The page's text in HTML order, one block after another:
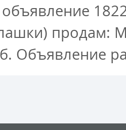
продам:
Объявление